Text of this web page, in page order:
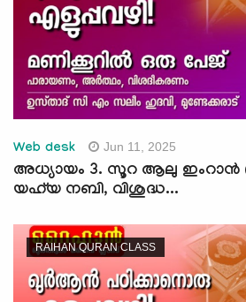
Web desk Jun 11, 2025
അധ്യായം 3. സൂറ ആലു ഇംറാന്‍
യഹ്‌യ നബി, വിശുദ്ധ...
RAIHAN QURAN CLASS